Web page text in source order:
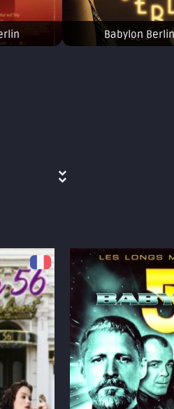
Babylon Berlin